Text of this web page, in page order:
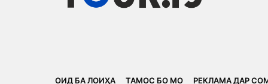
ОИД БА ЛОИҲА ТАМОС БО МО РЕКЛАМА ДАР